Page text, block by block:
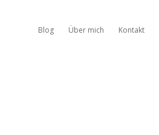
Blog Über mich Kontakt